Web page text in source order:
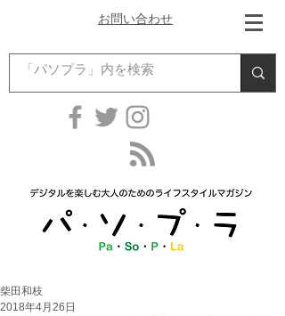
お問い合わせ
柴田和枝
2018年4月26日